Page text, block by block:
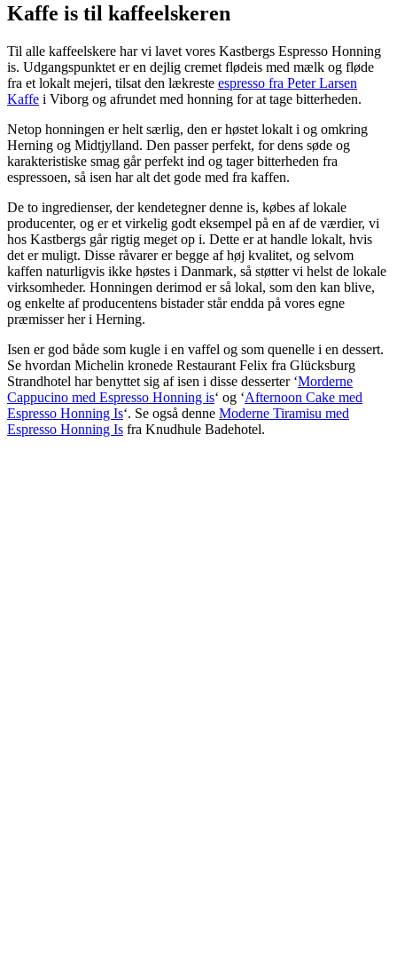
Kaffe is til kaffeelskeren
Til alle kaffeelskere har vi lavet vores Kastbergs Espresso Honning
is. Udgangspunktet er en dejlig cremet flødeis med mælk og fløde
fra et lokalt mejeri, tilsat den lækreste espresso fra Peter Larsen
Kaffe i Viborg og afrundet med honning for at tage bitterheden.
Netop honningen er helt særlig, den er høstet lokalt i og omkring
Herning og Midtjylland. Den passer perfekt, for dens søde og
karakteristiske smag går perfekt ind og tager bitterheden fra
espressoen, så isen har alt det gode med fra kaffen.
De to ingredienser, der kendetegner denne is, købes af lokale
producenter, og er et virkelig godt eksempel på en af de værdier, vi
hos Kastbergs går rigtig meget op i. Dette er at handle lokalt, hvis
det er muligt. Disse råvarer er begge af høj kvalitet, og selvom
kaffen naturligvis ikke høstes i Danmark, så støtter vi helst de lokale
virksomheder. Honningen derimod er så lokal, som den kan blive,
og enkelte af producentens bistader står endda på vores egne
præmisser her i Herning.
Isen er god både som kugle i en vaffel og som quenelle i en dessert.
Se hvordan Michelin kronede Restaurant Felix fra Glücksburg
Strandhotel har benyttet sig af isen i disse desserter ‘Morderne
Cappucino med Espresso Honning is‘ og ‘Afternoon Cake med
Espresso Honning Is‘. Se også denne Moderne Tiramisu med
Espresso Honning Is fra Knudhule Badehotel.